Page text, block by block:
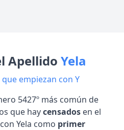
Apellido Yela
empiezan con Y
5427º más común de
que haycensados en el
Yela como primer